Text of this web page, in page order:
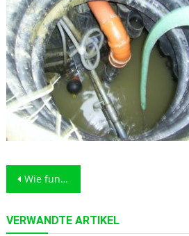
Beitragsnavigation
Wie funktionieren Abwassertanks und warum sind diese wichtig?
VERWANDTE ARTIKEL